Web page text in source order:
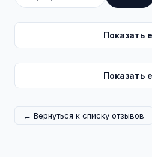
Показать
Показать
← Вернуться к списку отзывов